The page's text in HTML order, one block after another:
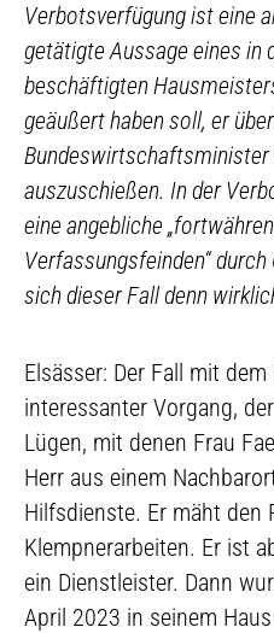
Verbotsverfügung ist eine
getätigte Aussage eines in
beschäftigten
geäußert haben soll, er
Bundeswirtschaftsminister
auszuschießen. In der
eine angebliche
Verfassungsfeinden“
sich dieser Fall denn
Elsässer: Der Fall mit
interessanter Vorgang,
Lügen, mit denen Frau
Herr aus einem
Hilfsdienste. Er mäht den
Klempnerarbeiten. Er ist
ein Dienstleister. Dann
April 2023 in seinem